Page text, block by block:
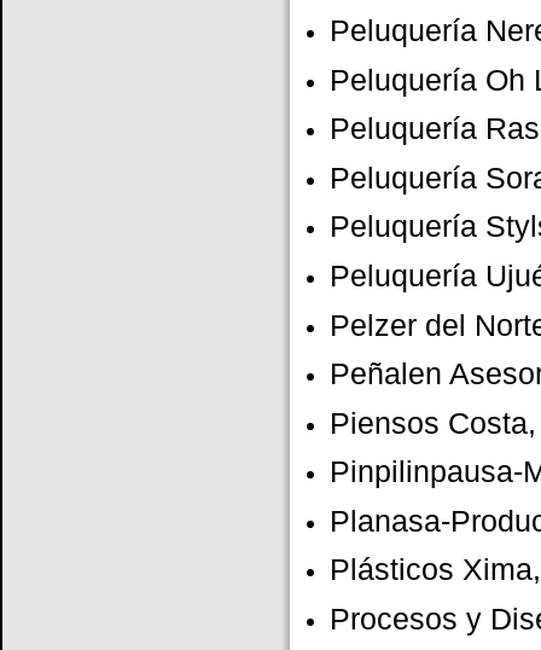
Peluquería
Peluquería Oh
Peluquería
Peluquería
Peluquería
Peluquería
Pelzer del
Peñalen
Piensos
Pinpilinpausa-
Planasa-
Plásticos
Procesos y